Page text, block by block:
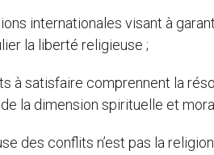
internationales visant à
la liberté religieuse ;
à satisfaire comprennent la
la dimension spirituelle et
des conflits n’est pas la